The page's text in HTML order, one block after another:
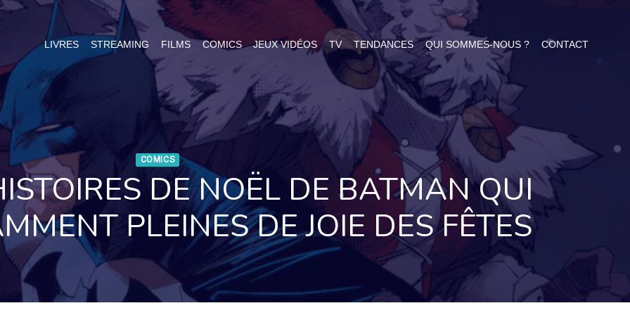
LIVRES STREAMING FILMS COMICS JEUX VIDÉOS TV TENDANCES QUI SOMMES-NOUS ? CONTACT
COMICS
DE NOËL DE BATMAN QUI
PLEINES DE JOIE DES FÊTES